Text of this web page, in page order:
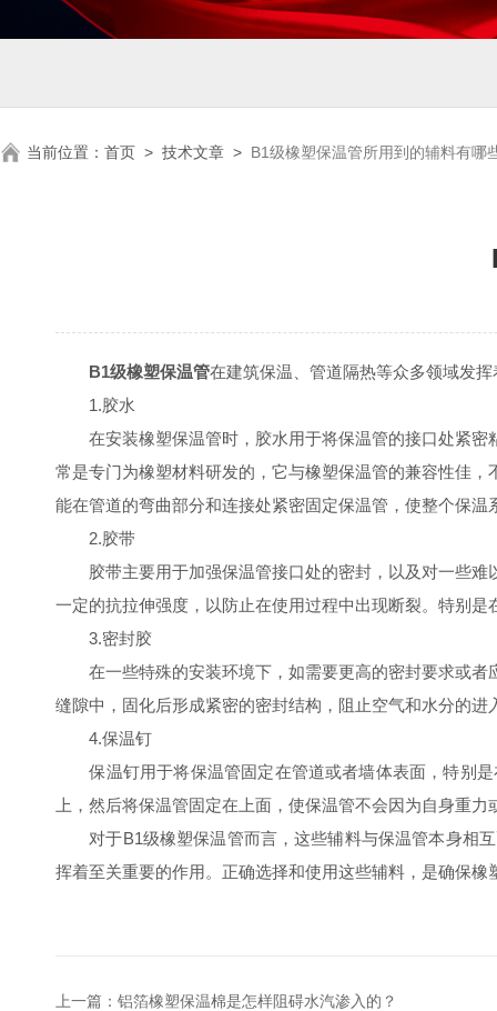
当前位置： 首页 > 技术文章 > B1级橡塑保温管所用到的辅料有哪
B1级橡塑保温管在建筑保温、管道隔热等众多领域发
1.胶水
在安装橡塑保温管时，胶水用于将保温管的接口处紧密
常是专门为橡塑材料研发的，它与橡塑保温管的兼容性佳
能在管道的弯曲部分和连接处紧密固定保温管，使整个保温
2.胶带
胶带主要用于加强保温管接口处的密封，以及对一些难
一定的抗拉伸强度，以防止在使用过程中出现断裂。特别
3.密封胶
在一些特殊的安装环境下，如需要更高的密封要求或者
缝隙中，固化后形成紧密的密封结构，阻止空气和水分的
4.保温钉
保温钉用于将保温管固定在管道或者墙体表面，特别是
上，然后将保温管固定在上面，使保温管不会因为自身重
对于B1级橡塑保温管而言，这些辅料与保温管本身相互
挥着至关重要的作用。正确选择和使用这些辅料，是确保
上一篇： 铝箔橡塑保温棉是怎样阻碍水汽渗入的？